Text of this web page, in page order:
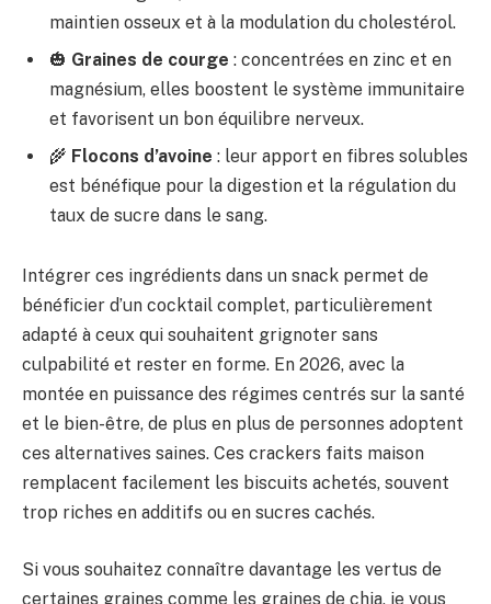
maintien osseux et à la modulation du cholestérol.
🎃 Graines de courge : concentrées en zinc et en
magnésium, elles boostent le système immunitaire
et favorisent un bon équilibre nerveux.
🌾 Flocons d’avoine : leur apport en fibres solubles
est bénéfique pour la digestion et la régulation du
taux de sucre dans le sang.
Intégrer ces ingrédients dans un snack permet de
bénéficier d’un cocktail complet, particulièrement
adapté à ceux qui souhaitent grignoter sans
culpabilité et rester en forme. En 2026, avec la
montée en puissance des régimes centrés sur la santé
et le bien-être, de plus en plus de personnes adoptent
ces alternatives saines. Ces crackers faits maison
remplacent facilement les biscuits achetés, souvent
trop riches en additifs ou en sucres cachés.
Si vous souhaitez connaître davantage les vertus de
certaines graines comme les graines de chia, je vous